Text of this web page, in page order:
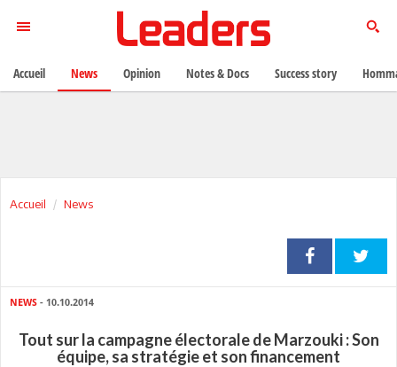
Accueil News
NEWS - 10.10.2014
Tout sur la campagne électorale de Marzouki : Son
équipe, sa stratégie et son financement
Accueil News Opinion Notes & Docs Success story